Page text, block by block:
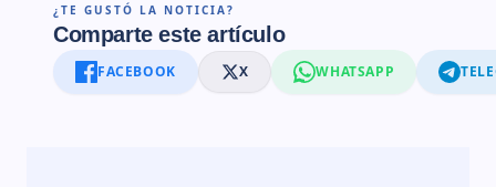
¿TE GUSTÓ LA NOTICIA?
Comparte este artículo
FACEBOOK X WHATSAPP